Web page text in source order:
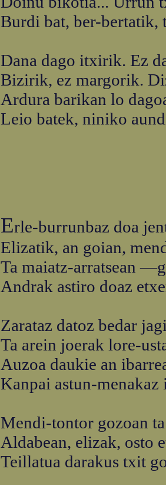
Burdi bat, ber-bertatik,
Dana dago itxirik. Ez
Bizirik, ez margorik.
Ardura barikan lo
Leio batek, niniko
Erle-burrunbaz doa
Elizatik, an goian,
Ta maiatz-arratsean
Andrak astiro doaz
Zarataz datoz bedar
Ta arein joerak lore-
Auzoa daukie an
Kanpai astun-
Mendi-tontor gozoan
Aldabean, elizak, osto
Teillatua darakus txit